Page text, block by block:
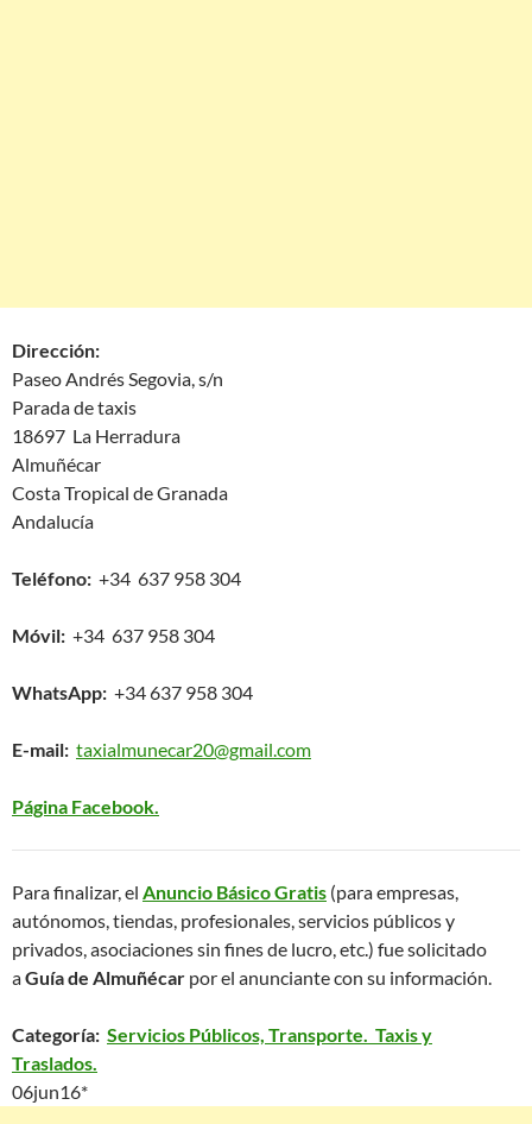
Dirección:
Paseo Andrés Segovia, s/n
Parada de taxis
18697 La Herradura
Almuñécar
Costa Tropical de Granada
Andalucía
Teléfono: +34 637 958 304
Móvil: +34 637 958 304
WhatsApp: +34 637 958 304
E-mail: taxialmunecar20@gmail.com
Página Facebook.
Para finalizar, el Anuncio Básico Gratis (para empresas,
autónomos, tiendas, profesionales, servicios públicos y
privados, asociaciones sin fines de lucro, etc.) fue solicitado
aGuía de Almuñécar por el anunciante con su información.
Categoría: Servicios Públicos, Transporte. Taxis y
Traslados.
06jun16*